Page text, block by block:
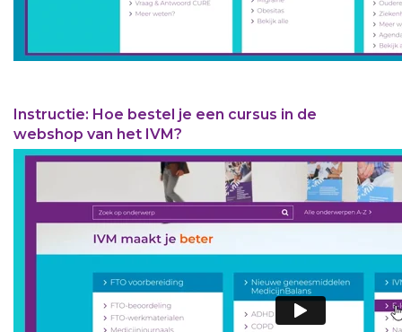
Instructie: Hoe bestel je een cursus in de
webshop van het IVM?